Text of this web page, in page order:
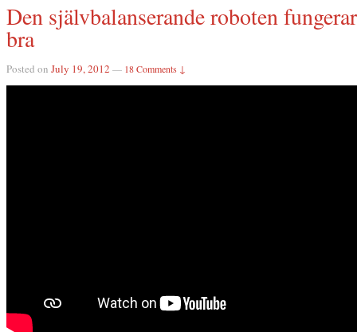
Den självbalanserande roboten
bra
Posted on July 19, 2012 — 18 Comments ↓